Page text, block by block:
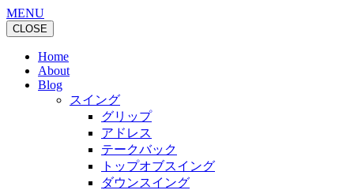
MENU
CLOSE
Home
About
Blog
スイング
グリップ
アドレス
テークバック
トップオブスイング
ダウンスイング